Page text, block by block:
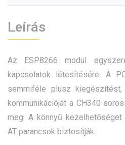
Leírás
Az ESP8266 modul
kapcsolatok létesítésére. A
semmiféle plusz
kommunikációját a CH340
meg. A könnyű
AT parancsok biztosítják.